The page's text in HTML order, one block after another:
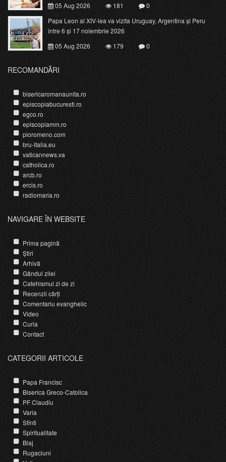
05 Aug 2026 181
0
Papa Leon al XIV-lea va vizita Uruguay, Argentina și Peru
între 6 și 17 noiembrie 2026
05 Aug 2026
179 0
RECOMANDĂRI
bisericaromanaunita.ro
episcopiabucuresti.ro
egco.ro
episcopiamm.ro
pioromeno.com
bru-italia.eu
vaticannews.va
catholica.ro
arcb.ro
ercis.ro
radiomaria.ro
NAVIGARE ÎN WEBSITE
Prima pagină
Știri
Arhivă
Gândul zilei
Catehismul zi de zi
Recenzii cărți
Comentariu evanghelic
Video
Curia
Contact
CATEGORII ARTICOLE
Papa Francisc
Biserica Greco-Catolica
PF Claudiu
Varia
Sfinti
Spiritualitate
Blaj
Rugaciuni